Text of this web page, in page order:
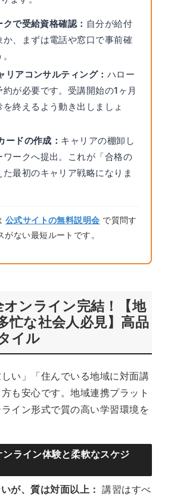
で受給資格確認： 自分が給付
か、まずは電話や窓口で事前確
リアコンサルティング： ハロー
約が必要です。受講開始の1ヶ月
終えるよう動き出しましょ
ードの作成： キャリアの棚卸し
ワークへ提出。これが「合格の
た最初のキャリア戦略になりま
公式サイトの無料説明会 で質問す
がない最短ルートです。
オンライン完結！【地
忙な社会人必見】高品
イル
しい」「住んでいる地域に対面講
も安心です。地域連携プラット
イン形式で質の高い学習環境を
ンライン体験と柔軟なスケジ
が、質は対面以上： 講習はすべ